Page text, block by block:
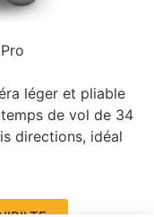
léger et pliable
de vol de 34
directions, idéal